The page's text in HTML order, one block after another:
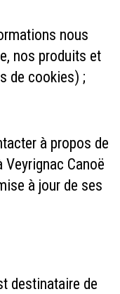
nous
nos produits et
de cookies) ;
à propos de
Canoë
à jour de ses
destinataire de